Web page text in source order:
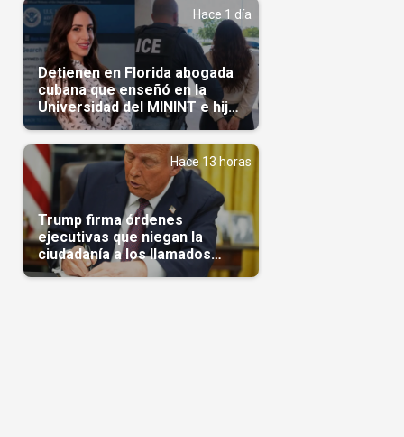
Hace 1 día
Detienen en Florida abogada
cubana que enseñó en la
Universidad del MININT e hija
de diplomático cubano
Hace 13 horas
Trump firma órdenes
ejecutivas que niegan la
ciudadanía a los llamados
'turistas de nacimiento'